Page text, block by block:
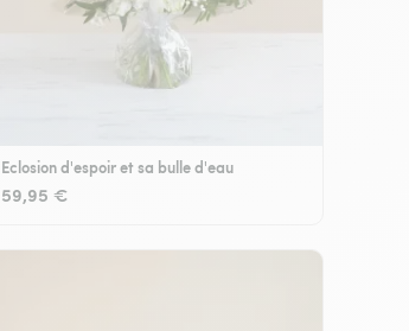
Eclosion d'espoir et sa bulle d'eau
59,95 €